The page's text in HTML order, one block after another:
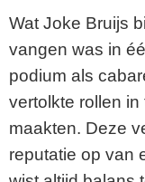
Wat Joke Bruijs
vangen was in
podium als
vertolkte rollen
maakten. Deze
reputatie op van